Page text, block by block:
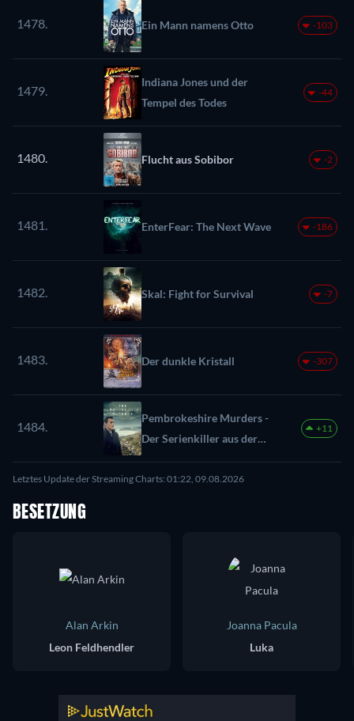
1478. Ein Mann namens Otto -103
1479.
Indiana Jones und der
Tempel des Todes
-44
1480. Flucht aus Sobibor -2
1481. EnterFear: The Next Wave -186
1482. Skal: Fight for Survival -7
1483. Der dunkle Kristall -307
1484.
Pembrokeshire Murders -
Der Serienkiller aus der
Gameshow
+11
Letztes Update der Streaming Charts: 01:22, 09.08.2026
BESETZUNG
Alan Arkin
Leon Feldhendler
Joanna Pacula
Luka